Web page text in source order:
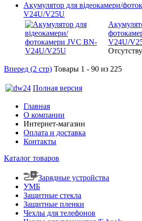
Акумулятор для відеокамери/
V24U/V25U
V24U/
Вперед (2 стр) Товары 1 - 90 из 225
Полная версия
Главная
О компании
Интернет-магазин
Оплата и доставка
Контакты
Каталог товаров
Зарядные устройства
УМБ
Защитные стекла
Защитные пленки
Чехлы для телефонов